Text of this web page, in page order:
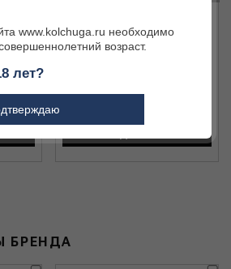
Benelli Vinci Viper 12/76, 71
БРЕНДА
www.kolchuga.ru необходимо
возраст.
лет?